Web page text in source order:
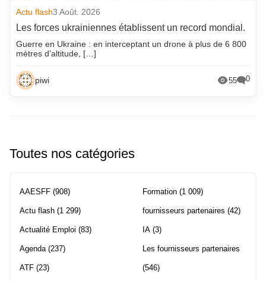
Actu flash3 Août. 2026
Les forces ukrainiennes établissent un record mondial.
Guerre en Ukraine : en interceptant un drone à plus de 6 800
mètres d’altitude, […]
piwi 55 0
Toutes nos catégories
AAESFF (908)
Actu flash (1 299)
Actualité Emploi (83)
Agenda (237)
ATF (23)
Formation (1 009)
fournisseurs partenaires (42)
IA (3)
Les fournisseurs partenaires
(546)